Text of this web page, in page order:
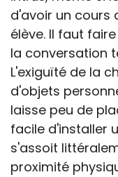
d'avoir un cours
élève. Il faut
la conversation
L'exiguïté de la
d'objets
laisse peu de
facile d'installer
s'assoit
proximité